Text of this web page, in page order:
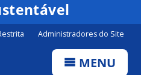
Administradores do Site
MENU